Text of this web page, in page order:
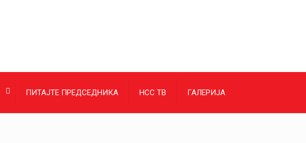
ПИТАЈТЕ ПРЕДСЕДНИКА НСС ТВ ГАЛЕРИЈА